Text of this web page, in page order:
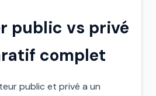
public vs privé
complet
public et privé a un